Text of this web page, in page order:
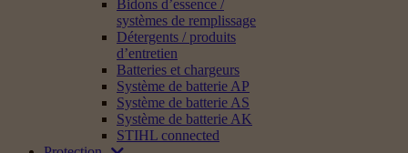
Bidons d’essence /
systèmes de remplissage
Détergents / produits
d’entretien
Batteries et chargeurs
Système de batterie AP
Système de batterie AS
Système de batterie AK
STIHL connected